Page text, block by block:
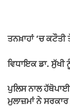
e
o
o
k
s
p
p
ਤਨਖ਼ਾਹਾਂ ‘ਚ
ਵਿਧਾਇਕ ਡਾ.
ਪੁਲਿਸ ਨਾਲ
ਮੁਲਾਜ਼ਮਾਂ ਨੇ